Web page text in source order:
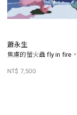
蕭永生
焦慮的螢火蟲 fly in fire
NT$ 7,500